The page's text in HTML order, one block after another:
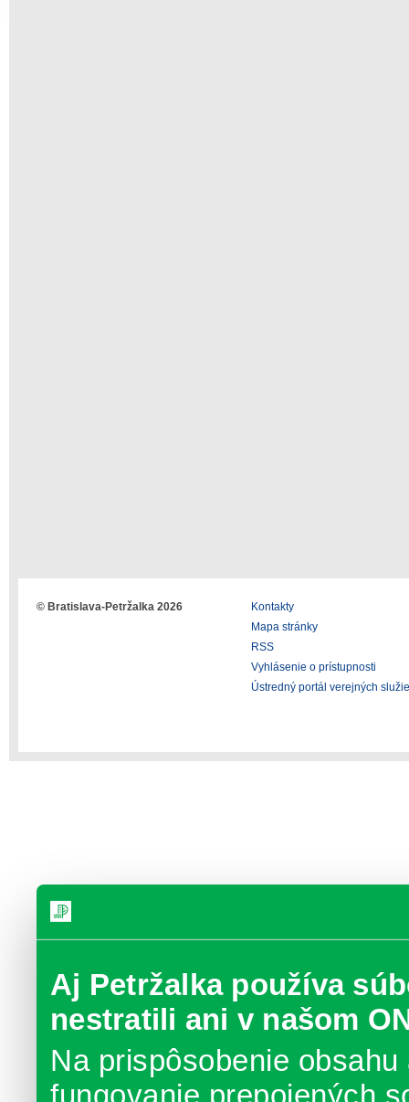
Aj Petržalka používa
nestratili ani v našom
Na prispôsobenie
© Bratislava-Petržalka 2026
Kontakty
Mapa stránky
RSS
Vyhlásenie o prístupnosti
Ústredný portál verejných